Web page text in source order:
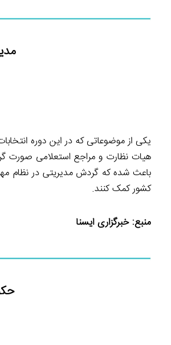
یکی از موضوعاتی که در این دوره
هیات نظارت و مراجع استعلامی صورت
باعث شده که گردش مدیریتی در نظام
کشور کمک کنند.
منبع: خبرگزاری ایسنا